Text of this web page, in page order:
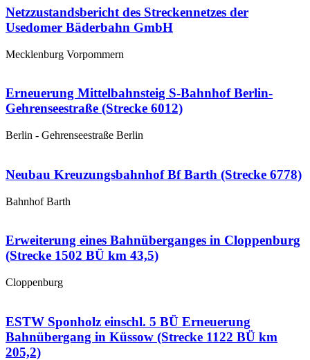
Netzzustandsbericht des Streckennetzes der
Usedomer Bäderbahn GmbH
Mecklenburg Vorpommern
Erneuerung Mittelbahnsteig S-Bahnhof Berlin-
Gehrenseestraße (Strecke 6012)
Berlin - Gehrenseestraße Berlin
Neubau Kreuzungsbahnhof Bf Barth (Strecke 6778)
Bahnhof Barth
Erweiterung eines Bahnüberganges in Cloppenburg
(Strecke 1502 BÜ km 43,5)
Cloppenburg
ESTW Sponholz einschl. 5 BÜ Erneuerung
Bahnübergang in Küssow (Strecke 1122 BÜ km
205,2)